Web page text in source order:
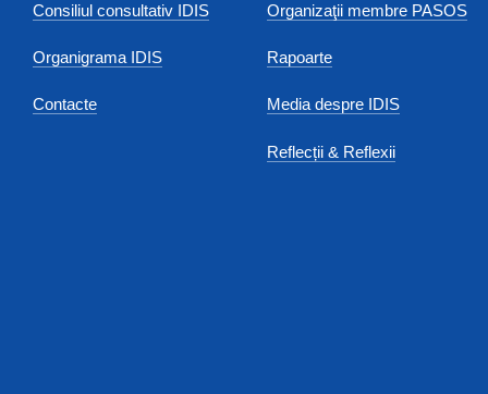
Consiliul consultativ IDIS
Organigrama IDIS
Contacte
Organizaţii membre PASOS
Rapoarte
Media despre IDIS
Reflecții & Reflexii